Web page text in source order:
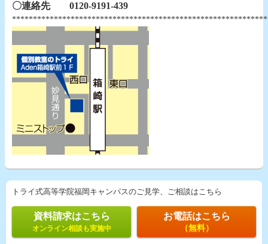
〇連絡先 0120-9191-439
トライ式高等学院福岡キャンパスのご見学、ご相談はこちら
資料請求はこちら
オンライン相談も実施中
お電話はこちら
（無料）